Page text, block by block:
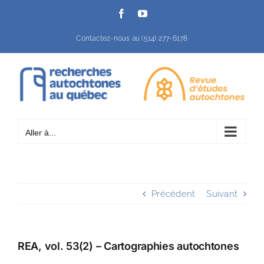
FacebookYouTube
Contactez-nous au (514) 277-6178
Aller à...
Précédent Suivant
REA, vol. 53(2) – Cartographies autochtones